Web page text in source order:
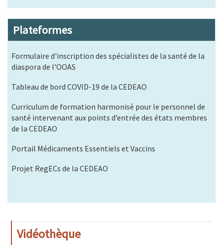
Plateformes
Formulaire d'inscription des spécialistes de la santé de la
diaspora de l'OOAS
Tableau de bord COVID-19 de la CEDEAO
Curriculum de formation harmonisé pour le personnel de
santé intervenant aux points d’entrée des états membres
de la CEDEAO
Portail Médicaments Essentiels et Vaccins
Projet RegECs de la CEDEAO
Vidéothèque